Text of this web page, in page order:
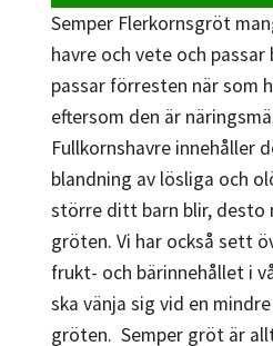
Semper Flerkornsgröt
havre och vete och
passar förresten när som
eftersom den är
Fullkornshavre innehåller
blandning av lösliga och
större ditt barn blir, desto
gröten. Vi har också sett
frukt- och bärinnehållet i
ska vänja sig vid en
gröten. Semper gröt är